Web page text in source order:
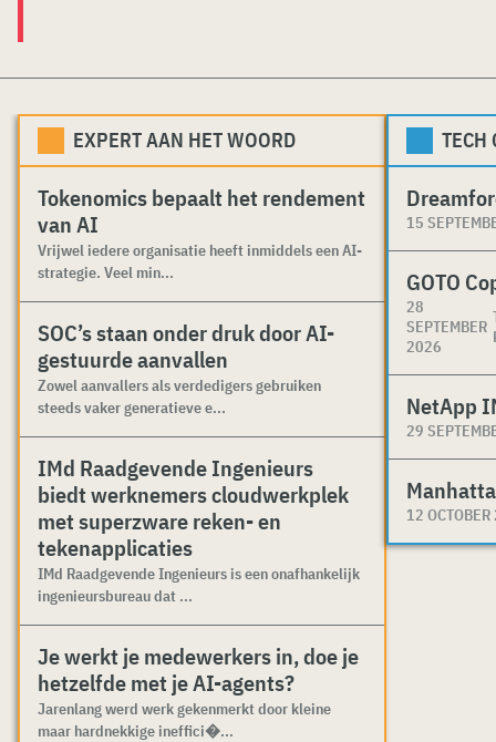
EXPERT AAN HET WOORD
Tokenomics bepaalt het rendement
van AI
Vrijwel iedere organisatie heeft inmiddels een AI-
strategie. Veel min...
SOC’s staan onder druk door AI-
gestuurde aanvallen
Zowel aanvallers als verdedigers gebruiken
steeds vaker generatieve e...
IMd Raadgevende Ingenieurs
biedt werknemers cloudwerkplek
met superzware reken- en
tekenapplicaties
IMd Raadgevende Ingenieurs is een onafhankelijk
ingenieursbureau dat ...
Je werkt je medewerkers in, doe je
hetzelfde met je AI-agents?
Jarenlang werd werk gekenmerkt door kleine
maar hardnekkige ineffici�...
TECH
15
GOTO
28
SEPTEMBER
2026
NetApp
29
12